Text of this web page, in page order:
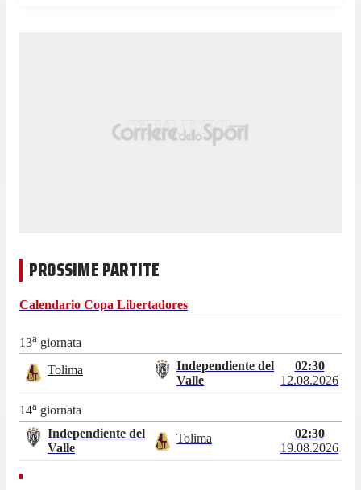
PROSSIME PARTITE
Calendario Copa Libertadores
13a giornata
Tolima
Independiente del
Valle
02:30
12.08.2026
14a giornata
Independiente del
Valle
Tolima
02:30
19.08.2026